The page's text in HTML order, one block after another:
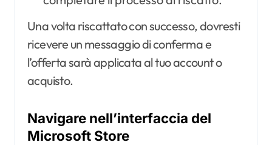
Una volta riscattato con successo, dovresti
ricevere un messaggio di conferma e
l’offerta sarà applicata al tuo account o
acquisto.
Navigare nell’interfaccia del
Microsoft Store